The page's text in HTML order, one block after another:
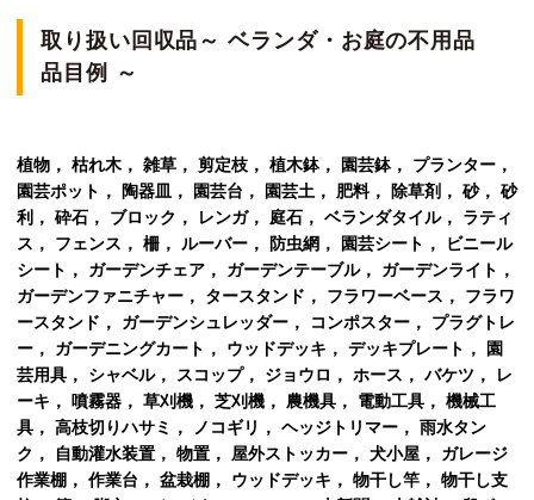
取り扱い回収品～ベランダ・ お庭の不用品
品目例 ～
植物， 枯れ木， 雑草， 剪定枝， 植木鉢， 園芸鉢， プランター，
園芸ポット， 陶器皿， 園芸台， 園芸土， 肥料， 除草剤， 砂， 砂
利， 砕石， ブロック， レンガ， 庭石， ベランダタイル， ラティ
ス， フェンス， 柵， ルーバー， 防虫網， 園芸シート， ビニール
シート， ガーデンチェア， ガーデンテーブル， ガーデンライト，
ガーデンファニチャー， タースタンド， フラワーベース， フラワ
ースタンド， ガーデンシュレッダー， コンポスター， プラグトレ
ー， ガーデニングカート， ウッドデッキ， デッキプレート， 園
芸用具， シャベル， スコップ， ジョウロ， ホース， バケツ， レ
ーキ， 噴霧器， 草刈機， 芝刈機， 農機具， 電動工具， 機械工
具， 高枝切りハサミ， ノコギリ， ヘッジトリマー， 雨水タン
ク， 自動灌水装置， 物置， 屋外ストッカー， 犬小屋， ガレージ
作業棚， 作業台， 盆栽棚， ウッドデッキ， 物干し竿， 物干し支